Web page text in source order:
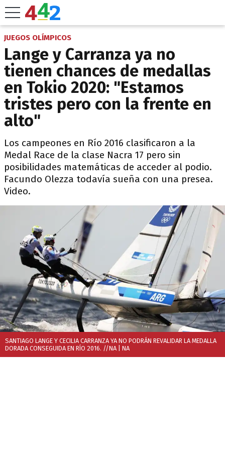
JUEGOS OLÍMPICOS
Lange y Carranza ya no
tienen chances de medallas
en Tokio 2020: "Estamos
tristes pero con la frente en
alto"
Los campeones en Río 2016 clasificaron a la
Medal Race de la clase Nacra 17 pero sin
posibilidades matemáticas de acceder al podio.
Facundo Olezza todavía sueña con una presea.
Video.
SANTIAGO LANGE Y CECILIA CARRANZA YA NO PODRÁN REVALIDAR LA MEDALLA
DORADA CONSEGUIDA EN RÍO 2016. //NA | NA